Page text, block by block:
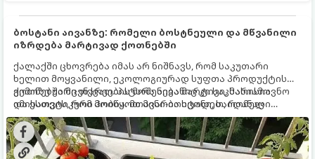
ბოსტანი აივანზე: რომელი ბოსტნეული და მწვანილი
იზრდება მარტივად ქოთნებში
ქალაქში ცხოვრება იმას არ ნიშნავს, რომ საკუთარი
ხელით მოყვანილი, ეკოლოგიურად სუფთა პროდუქტის
გემოზე უარი თქვათ. პატარა აივანიც კი საკმარისია
იმისათვის, რომ მოიწყოთ მინი-ბოსტანი, საიდანაც
ყოველდღიურად ახალ, არომატულ მწვანილსა და
ბოსტნეულს მოკრეფთ.
ქოთნებში მცენარეების მოშენება მარტივი, სასიამოვნო
და ესთეტიკური ჰობია. მთავარია იცოდეთ, რომელი
კულტურები ეგუებიან ქოთნის პირობებს ყველაზე კარგად
და როგორ მოუაროთ მათ სწორად.